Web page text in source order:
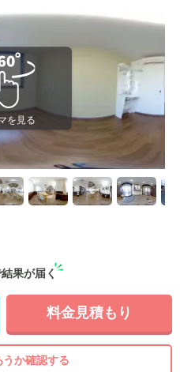
果が届く
料金見積もり
か確認する